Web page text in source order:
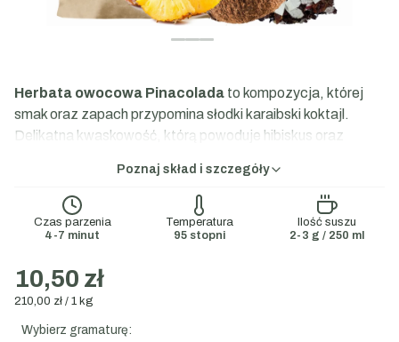
Herbata owocowa Pinacolada to kompozycja, której
smak oraz zapach przypomina słodki karaibski koktajl.
Delikatna kwaskowość, którą powoduje hibiskus oraz
Hibiskus, skórka róży, rodzynki, kokos, ananas,
jabłko, aromat
Poznaj skład i szczegóły
Czas parzenia
4-7 minut
Temperatura
95 stopni
Ilość suszu
2-3 g / 250 ml
10,50 zł
210,00 zł / 1 kg
Wybierz gramaturę: